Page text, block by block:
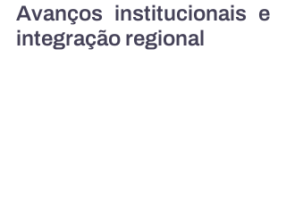
Avanços institucionais e
integração regional